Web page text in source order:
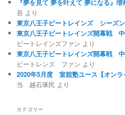
『夢を見て 夢を叶えて 夢になる』
吾 より
東京八王子ビートレインズ シーズン
東京八王子ビートレインズ開幕戦
ビートレインズファン より
東京八王子ビートレインズ開幕戦
ビートレンズ ファン より
2020年5月度 室舘塾ユース【オンラ
当 越石琢民 より
カテゴリー